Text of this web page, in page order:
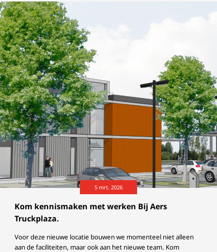
Kom kennismaken met werken Bij Aers
Truckplaza.
5 mrt. 2026
Voor deze nieuwe locatie bouwen we momenteel niet alleen
aan de faciliteiten, maar ook aan het nieuwe team. Kom